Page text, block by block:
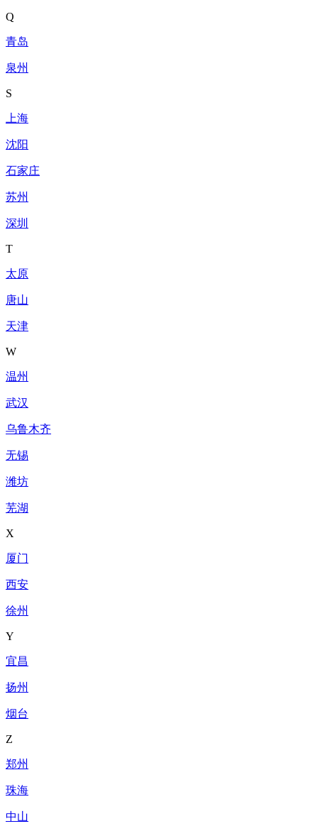
Q
青岛
泉州
S
上海
沈阳
石家庄
苏州
深圳
T
太原
唐山
天津
W
温州
武汉
乌鲁木齐
无锡
潍坊
芜湖
X
厦门
西安
徐州
Y
宜昌
扬州
烟台
Z
郑州
珠海
中山